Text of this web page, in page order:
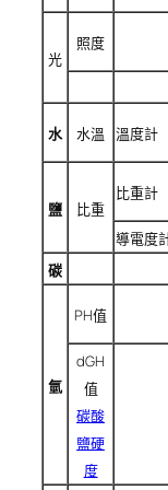
光
照度
水 水溫 溫度計
鹽 比重
比重計
導電度
碳
氫
PH值
dGH
值
碳酸
鹽硬
度